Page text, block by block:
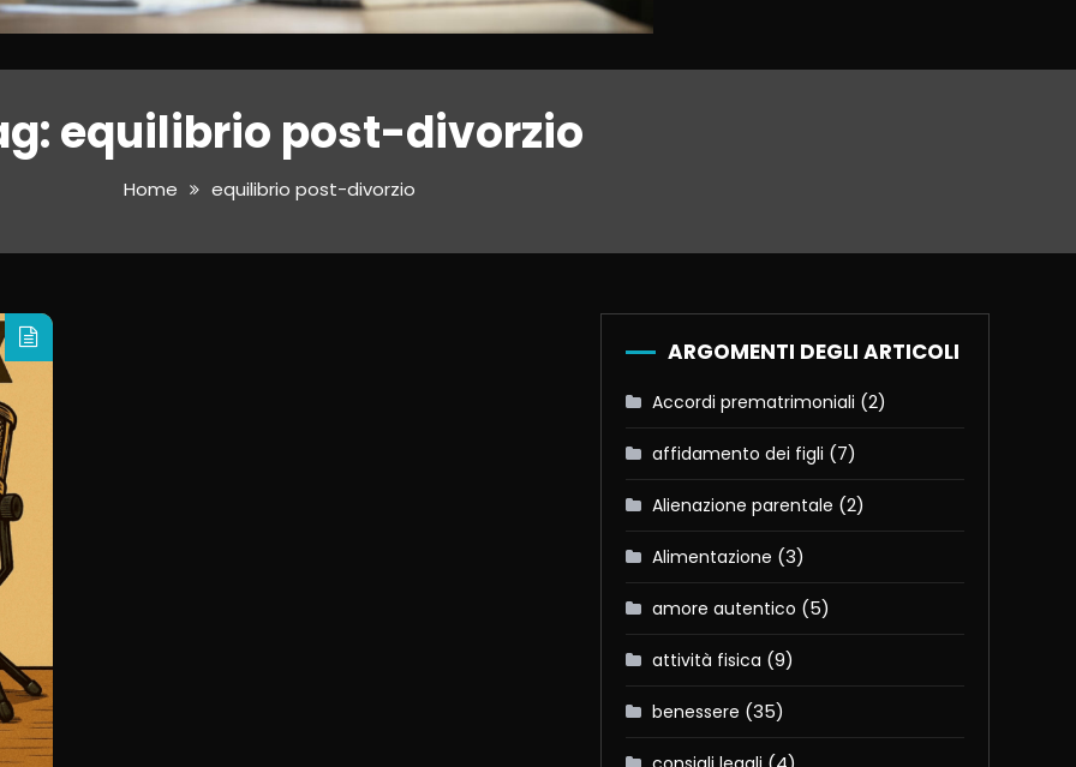
equilibrio post-divorzio
Home equilibrio post-divorzio
ARGOMENTI DEGLI ARTICOLI
Accordi prematrimoniali (2)
affidamento dei figli (7)
Alienazione parentale (2)
Alimentazione (3)
amore autentico (5)
attività fisica (9)
benessere (35)